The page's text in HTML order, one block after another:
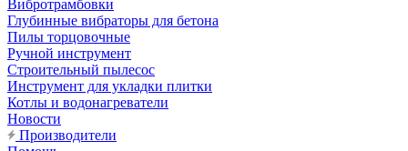
Вибротрамбовки
Глубинные вибраторы для бетона
Пилы торцовочные
Ручной инструмент
Строительный пылесос
Инструмент для укладки плитки
Котлы и водонагреватели
Новости
Производители